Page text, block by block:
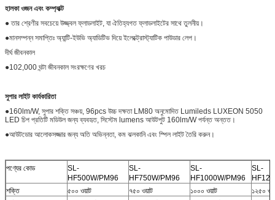
হালকা ওজন এবং কম্প্যাক্ট
● তার শ্রেণীর সবচেয়ে উজ্জ্বল ফ্লাডলাইট, যা ঐতিহ্যগত ফ্লাডলাইটের সাথে তুলনীয়।
●মানসম্পন্ন সমাপ্তিঃ অ্যান্টি-ইউভি অ্যাডিটিভ দিয়ে ইলেক্ট্রোস্ট্যাটিক পাউডার লেপ।
দীর্ঘ জীবনকাল
●102,000 ঘন্টা জীবনকাল সংরক্ষণের খরচ
সুপার লাইট কার্যকারিতা
●160lm/W, সুপার শক্তি সঞ্চয়, 96pcs উচ্চ দক্ষতা LM80 অনুমোদিত Lumileds LUXEON 5050
LED চিপ প্রতিটি মডিউল জন্য ব্যবহৃত, সিস্টেম lumens আউটপুট 160lm/W পর্যন্ত অন্তত।
●আউটডোর আলোকসজ্জার জন্য অতি অভিন্নতা, কম ঝলকানি এবং স্পিল লাইট তৈরি করুন।
পণ্যের কোড
SL-
HF500W/PM96
SL-
HF750W/PM96
SL-
HF1000W/PM96
SL-
শক্তি
৫০০ ওয়াট ৭৫০ ওয়াট ১০০০ ওয়াট
১২৫০